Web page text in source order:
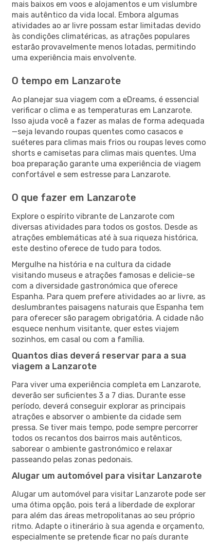
mais baixos em voos e alojamentos e um vislumbre
mais autêntico da vida local. Embora algumas
atividades ao ar livre possam estar limitadas devido
às condições climatéricas, as atrações populares
estarão provavelmente menos lotadas, permitindo
uma experiência mais envolvente.
O tempo em Lanzarote
Ao planejar sua viagem com a eDreams, é essencial
verificar o clima e as temperaturas em Lanzarote.
Isso ajuda você a fazer as malas de forma adequada
—seja levando roupas quentes como casacos e
suéteres para climas mais frios ou roupas leves como
shorts e camisetas para climas mais quentes. Uma
boa preparação garante uma experiência de viagem
confortável e sem estresse para Lanzarote.
O que fazer em Lanzarote
Explore o espírito vibrante de Lanzarote com
diversas atividades para todos os gostos. Desde as
atrações emblemáticas até à sua riqueza histórica,
este destino oferece de tudo para todos.
Mergulhe na história e na cultura da cidade
visitando museus e atrações famosas e delicie-se
com a diversidade gastronómica que oferece
Espanha. Para quem prefere atividades ao ar livre, as
deslumbrantes paisagens naturais que Espanha tem
para oferecer são paragem obrigatória. A cidade não
esquece nenhum visitante, quer estes viajem
sozinhos, em casal ou com a família.
Quantos dias deverá reservar para a sua
viagem a Lanzarote
Para viver uma experiência completa em Lanzarote,
deverão ser suficientes 3 a 7 dias. Durante esse
período, deverá conseguir explorar as principais
atrações e absorver o ambiente da cidade sem
pressa. Se tiver mais tempo, pode sempre percorrer
todos os recantos dos bairros mais autênticos,
saborear o ambiente gastronómico e relaxar
passeando pelas zonas pedonais.
Alugar um automóvel para visitar Lanzarote
Alugar um automóvel para visitar Lanzarote pode ser
uma ótima opção, pois terá a liberdade de explorar
para além das áreas metropolitanas ao seu próprio
ritmo. Adapte o itinerário à sua agenda e orçamento,
especialmente se pretende ficar no país durante